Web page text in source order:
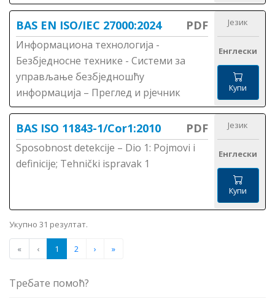
BAS EN ISO/IEC 27000:2024 PDF
Информациона технологија -
Безбједносне технике - Системи за
управљање безбједношћу
информација – Преглед и рјечник
Језик
Енглески
Купи
BAS ISO 11843-1/Cor1:2010 PDF
Sposobnost detekcije – Dio 1: Pojmovi i
definicije; Tehnički ispravak 1
Језик
Енглески
Купи
Укупно 31 резултат.
« ‹ 1 2 › »
Требате помоћ?